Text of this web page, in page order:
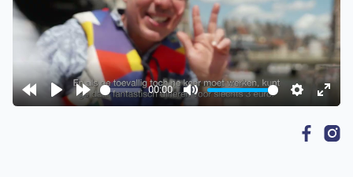
RewindPlayForward
00:00
Mute Settings
Enter